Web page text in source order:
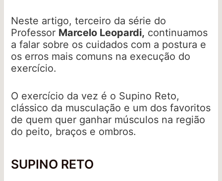
Neste artigo, terceiro da série do
Professor Marcelo Leopardi, continuamos
a falar sobre os cuidados com a postura e
os erros mais comuns na execução do
exercício.
O exercício da vez é o Supino Reto,
clássico da musculação e um dos favoritos
de quem quer ganhar músculos na região
do peito, braços e ombros.
SUPINO RETO